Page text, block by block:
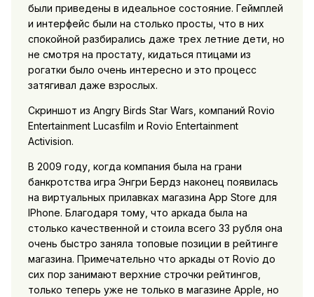
были приведены в идеальное состояние. Геймплей
и интерфейс были на столько просты, что в них
спокойной разбирались даже трех летние дети, но
не смотря на простату, кидаться птицами из
рогатки было очень интересно и это процесс
затягивал даже взрослых.
Скриншот из Angry Birds Star Wars, компаний Rovio
Entertainment Lucasfilm и Rovio Entertainment
Activision.
В 2009 году, когда компания была на грани
банкротства игра Энгри Бердз наконец появилась
на виртуальных прилавках магазина App Store для
IPhone. Благодаря тому, что аркада была на
столько качественной и стоила всего 33 рубля она
очень быстро заняла топовые позиции в рейтинге
магазина. Примечательно что аркады от Rovio до
сих пор занимают верхние строчки рейтингов,
только теперь уже не только в магазине Apple, но